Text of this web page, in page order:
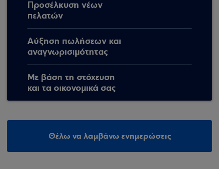
Προσέλκυση νέων
πελατών
Αύξηση πωλήσεων και
αναγνωρισιμότητας
Με βάση τη στόχευση
και τα οικονομικά σας
Θέλω να λαμβάνω ενημερώσεις